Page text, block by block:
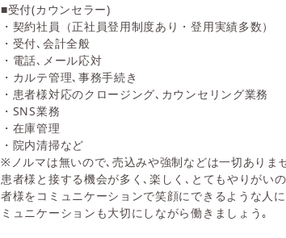
■受付(カウンセラー)
・契約社員（正社員登用制度あり・登用実績多数）
・受付､会計全般
・電話､メール応対
・カルテ管理､事務手続き
・患者様対応のクロージング､カウンセリング業務
・SNS業務
・在庫管理
・院内清掃など
※ノルマは無いので､売込みや強制などは一切ありま
患者様と接する機会が多く､楽しく､とてもやりがい
者様をコミュニケーションで笑顔にできるような人
ミュニケーションも大切にしながら働きましょう｡